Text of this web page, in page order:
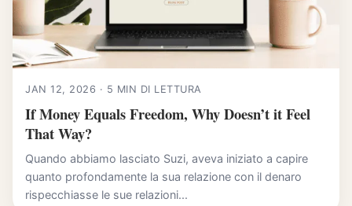
JAN 12, 2026 · 5 MIN DI LETTURA
If Money Equals Freedom, Why Doesn’t it Feel
That Way?
Quando abbiamo lasciato Suzi, aveva iniziato a capire
quanto profondamente la sua relazione con il denaro
rispecchiasse le sue relazioni...